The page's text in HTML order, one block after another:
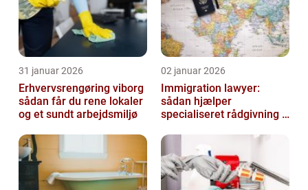
31 januar 2026
Erhvervsrengøring viborg
sådan får du rene lokaler
og et sundt arbejdsmiljø
02 januar 2026
Immigration lawyer:
sådan hjælper
specialiseret rådgivning i